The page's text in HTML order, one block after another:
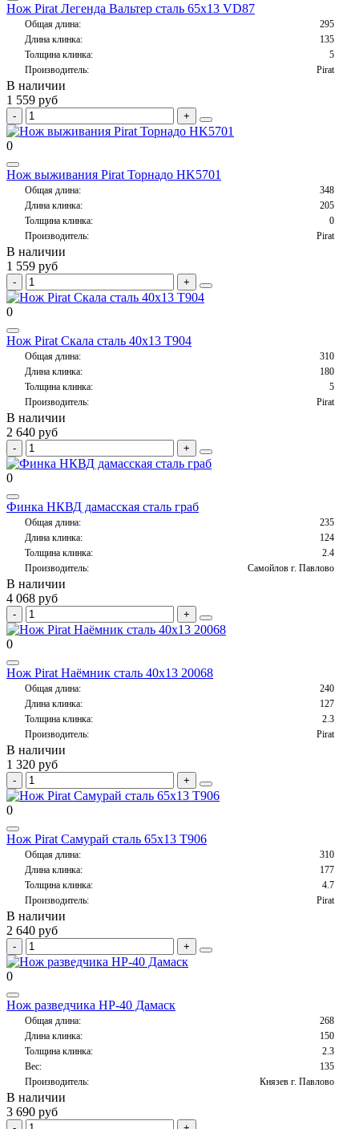
Нож Pirat Легенда Вальтер сталь 65х13 VD87
Общая длина:
295
Длина клинка:
135
Толщина клинка:
5
Производитель:
Pirat
В наличии
1 559 руб
0
Нож выживания Pirat Торнадо HK5701
Общая длина:
348
Длина клинка:
205
Толщина клинка:
0
Производитель:
Pirat
В наличии
1 559 руб
0
Нож Pirat Скала сталь 40х13 T904
Общая длина:
310
Длина клинка:
180
Толщина клинка:
5
Производитель:
Pirat
В наличии
2 640 руб
0
Финка НКВД дамасская сталь граб
Общая длина:
235
Длина клинка:
124
Толщина клинка:
2.4
Производитель:
Самойлов г. Павлово
В наличии
4 068 руб
0
Нож Pirat Наёмник сталь 40х13 20068
Общая длина:
240
Длина клинка:
127
Толщина клинка:
2.3
Производитель:
Pirat
В наличии
1 320 руб
0
Нож Pirat Самурай сталь 65х13 T906
Общая длина:
310
Длина клинка:
177
Толщина клинка:
4.7
Производитель:
Pirat
В наличии
2 640 руб
0
Нож разведчика НР-40 Дамаск
Общая длина:
268
Длина клинка:
150
Толщина клинка:
2.3
Вес:
135
Производитель:
Князев г. Павлово
В наличии
3 690 руб